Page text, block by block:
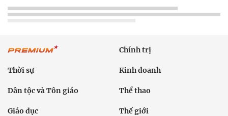
Chính trị
Thời sự Kinh doanh
Dân tộc và Tôn giáo Thể thao
Giáo dục Thế giới